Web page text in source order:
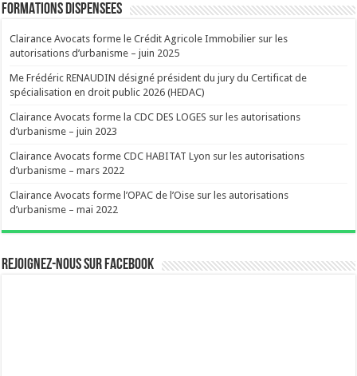
FORMATIONS DISPENSEES
Clairance Avocats forme le Crédit Agricole Immobilier sur les
autorisations d’urbanisme – juin 2025
Me Frédéric RENAUDIN désigné président du jury du Certificat de
spécialisation en droit public 2026 (HEDAC)
Clairance Avocats forme la CDC DES LOGES sur les autorisations
d’urbanisme – juin 2023
Clairance Avocats forme CDC HABITAT Lyon sur les autorisations
d’urbanisme – mars 2022
Clairance Avocats forme l’OPAC de l’Oise sur les autorisations
d’urbanisme – mai 2022
Rejoignez-nous sur Facebook